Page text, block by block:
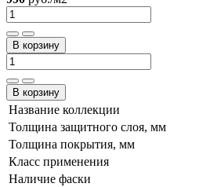
В корзину
В корзину
Название коллекции
Толщина защитного слоя, мм
Толщина покрытия, мм
Класс применения
Наличие фаски